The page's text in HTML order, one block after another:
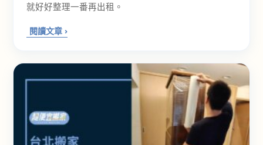
就好好整理一番再出租。